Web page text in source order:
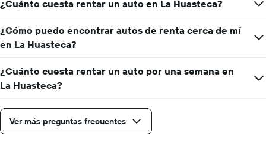
¿Cuánto cuesta rentar un auto en La Huasteca?
¿Cómo puedo encontrar autos de renta cerca de mí
en La Huasteca?
¿Cuánto cuesta rentar un auto por una semana en
La Huasteca?
Ver más preguntas frecuentes